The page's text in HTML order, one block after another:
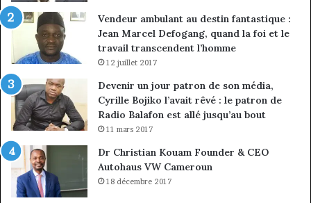
Vendeur ambulant au destin fantastique :
Jean Marcel Defogang, quand la foi et le
travail transcendent l’homme
12 juillet 2017
Devenir un jour patron de son média,
Cyrille Bojiko l’avait rêvé : le patron de
Radio Balafon est allé jusqu’au bout
11 mars 2017
Dr Christian Kouam Founder & CEO
Autohaus VW Cameroun
18 décembre 2017